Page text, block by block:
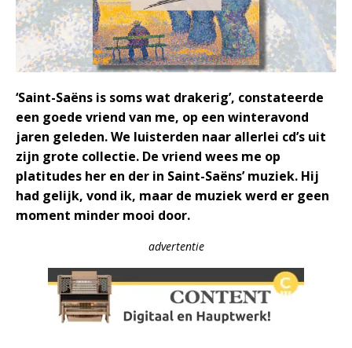
‘Saint-Saëns is soms wat drakerig’, constateerde
een goede vriend van me, op een winteravond
jaren geleden. We luisterden naar allerlei cd’s uit
zijn grote collectie. De vriend wees me op
platitudes her en der in Saint-Saëns’ muziek. Hij
had gelijk, vond ik, maar de muziek werd er geen
moment minder mooi door.
advertentie